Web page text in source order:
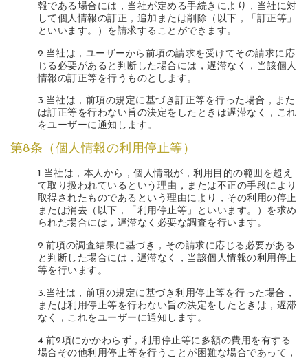
報である場合には，当社が定める手続きにより，当社に対
して個人情報の訂正，追加または削除（以下，「訂正等」
といいます。）を請求することができます。
2.当社は，ユーザーから前項の請求を受けてその請求に応
じる必要があると判断した場合には，遅滞なく，当該個人
情報の訂正等を行うものとします。
3.当社は，前項の規定に基づき訂正等を行った場合，また
は訂正等を行わない旨の決定をしたときは遅滞なく，これ
をユーザーに通知します。
第8条（個人情報の利用停止等）
1.当社は，本人から，個人情報が，利用目的の範囲を超え
て取り扱われているという理由，または不正の手段により
取得されたものであるという理由により，その利用の停止
または消去（以下，「利用停止等」といいます。）を求め
られた場合には，遅滞なく必要な調査を行います。
2.前項の調査結果に基づき，その請求に応じる必要がある
と判断した場合には，遅滞なく，当該個人情報の利用停止
等を行います。
3.当社は，前項の規定に基づき利用停止等を行った場合，
または利用停止等を行わない旨の決定をしたときは，遅滞
なく，これをユーザーに通知します。
4.前2項にかかわらず，利用停止等に多額の費用を有する
場合その他利用停止等を行うことが困難な場合であって，